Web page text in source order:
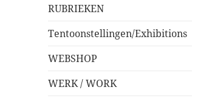
RUBRIEKEN
Tentoonstellingen/Exhibitions
WEBSHOP
WERK / WORK